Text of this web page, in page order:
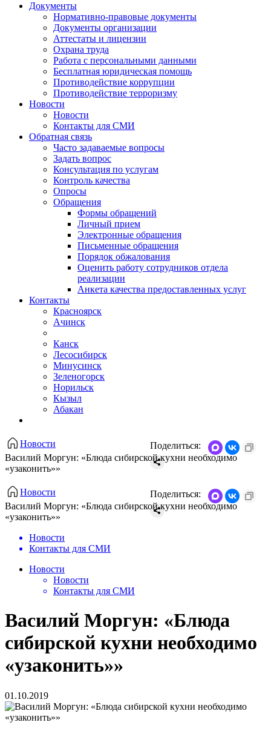
Документы
Нормативно-правовые документы
Документы организации
Аттестаты и лицензии
Охрана труда
Работа с персональными данными
Бесплатная юридическая помощь
Противодействие коррупции
Противодействие терроризму
Новости
Новости
Контакты для СМИ
Обратная связь
Часто задаваемые вопросы
Задать вопрос
Консультация по услугам
Контроль качества
Опросы
Обращения
Формы обращений
Личный прием
Электронные обращения
Письменные обращения
Порядок обжалования
Оценить работу сотрудников отдела
реализации
Анкета качества предоставленных услуг
Контакты
Красноярск
Ачинск
Канск
Лесосибирск
Минусинск
Зеленогорск
Норильск
Кызыл
Абакан
Новости
Василий Моргун: «Блюда сибирской кухни необходимо
«узаконить»»
Поделиться:
Новости
Василий Моргун: «Блюда сибирской кухни необходимо
«узаконить»»
Поделиться:
Новости
Контакты для СМИ
Новости
Новости
Контакты для СМИ
Василий Моргун: «Блюда
сибирской кухни необходимо
«узаконить»»
01.10.2019